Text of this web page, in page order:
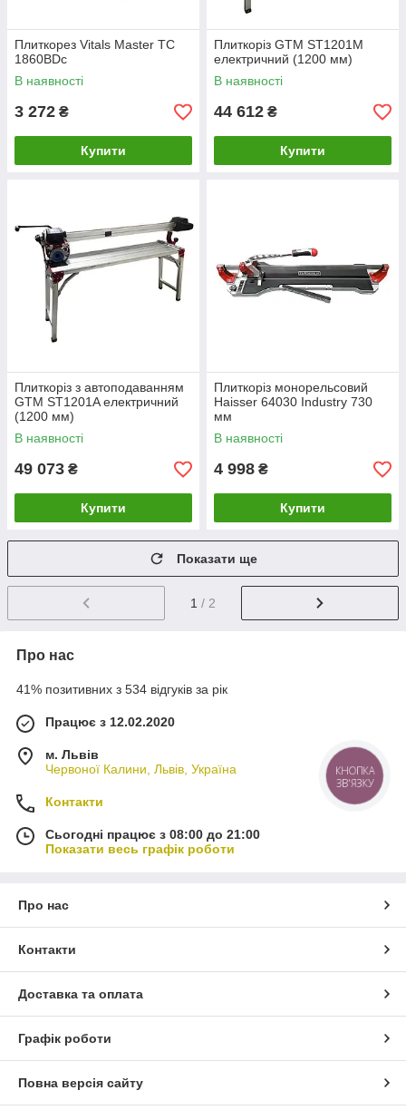
Плиткорез Vitals Master TC
1860BDc
В наявності
3 272 ₴
Купити
Плиткоріз GTM ST1201M
електричний (1200 мм)
В наявності
44 612 ₴
Купити
Плиткоріз з автоподаванням
GTM ST1201A електричний
(1200 мм)
В наявності
49 073 ₴
Купити
Плиткоріз монорельсовий
Haisser 64030 Industry 730
мм
В наявності
4 998 ₴
Купити
Показати ще
1 / 2
Про нас
41% позитивних з 534 відгуків за рік
Працює з 12.02.2020
м. Львів
Червоної Калини, Львів, Україна
Контакти
Сьогодні працює з 08:00 до 21:00
Показати весь графік роботи
Про нас
Контакти
Доставка та оплата
Графік роботи
Повна версія сайту
КНОПКА
ЗВ'ЯЗКУ